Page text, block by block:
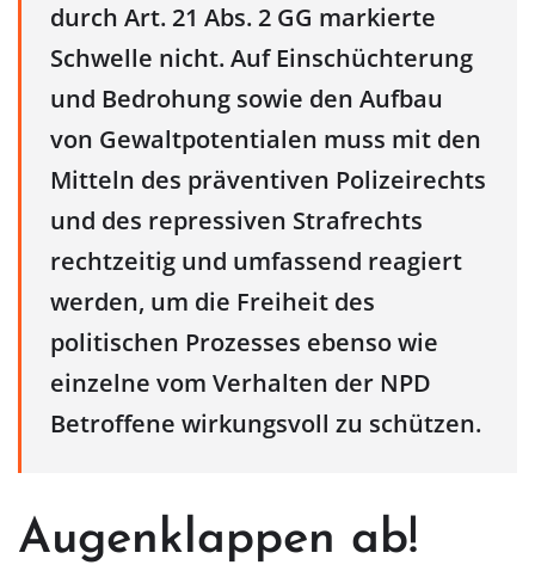
durch Art. 21 Abs. 2 GG markierte
Schwelle nicht. Auf Einschüchterung
und Bedrohung sowie den Aufbau
von Gewaltpotentialen muss mit den
Mitteln des präventiven Polizeirechts
und des repressiven Strafrechts
rechtzeitig und umfassend reagiert
werden, um die Freiheit des
politischen Prozesses ebenso wie
einzelne vom Verhalten der NPD
Betroffene wirkungsvoll zu schützen.
Augenklappen ab!